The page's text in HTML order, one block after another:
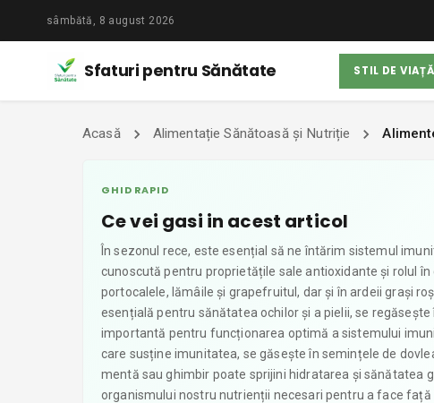
sâmbătă, 8 august 2026
Sfaturi pentru Sănătate STIL DE
Acasă Alimentație Sănătoasă și Nutriție
GHID RAPID
Ce vei gasi in acest articol
În sezonul rece, este esențial să ne întărim sistemul
cunoscută pentru proprietățile sale antioxidante și rolul
portocalele, lămâile și grapefruitul, dar și în ardeii grași
esențială pentru sănătatea ochilor și a pielii, se
importantă pentru funcționarea optimă a sistemului
care susține imunitatea, se găsește în semințele de
mentă sau ghimbir poate sprijini hidratarea și sănătatea
organismului nostru nutrienții necesari pentru a face față